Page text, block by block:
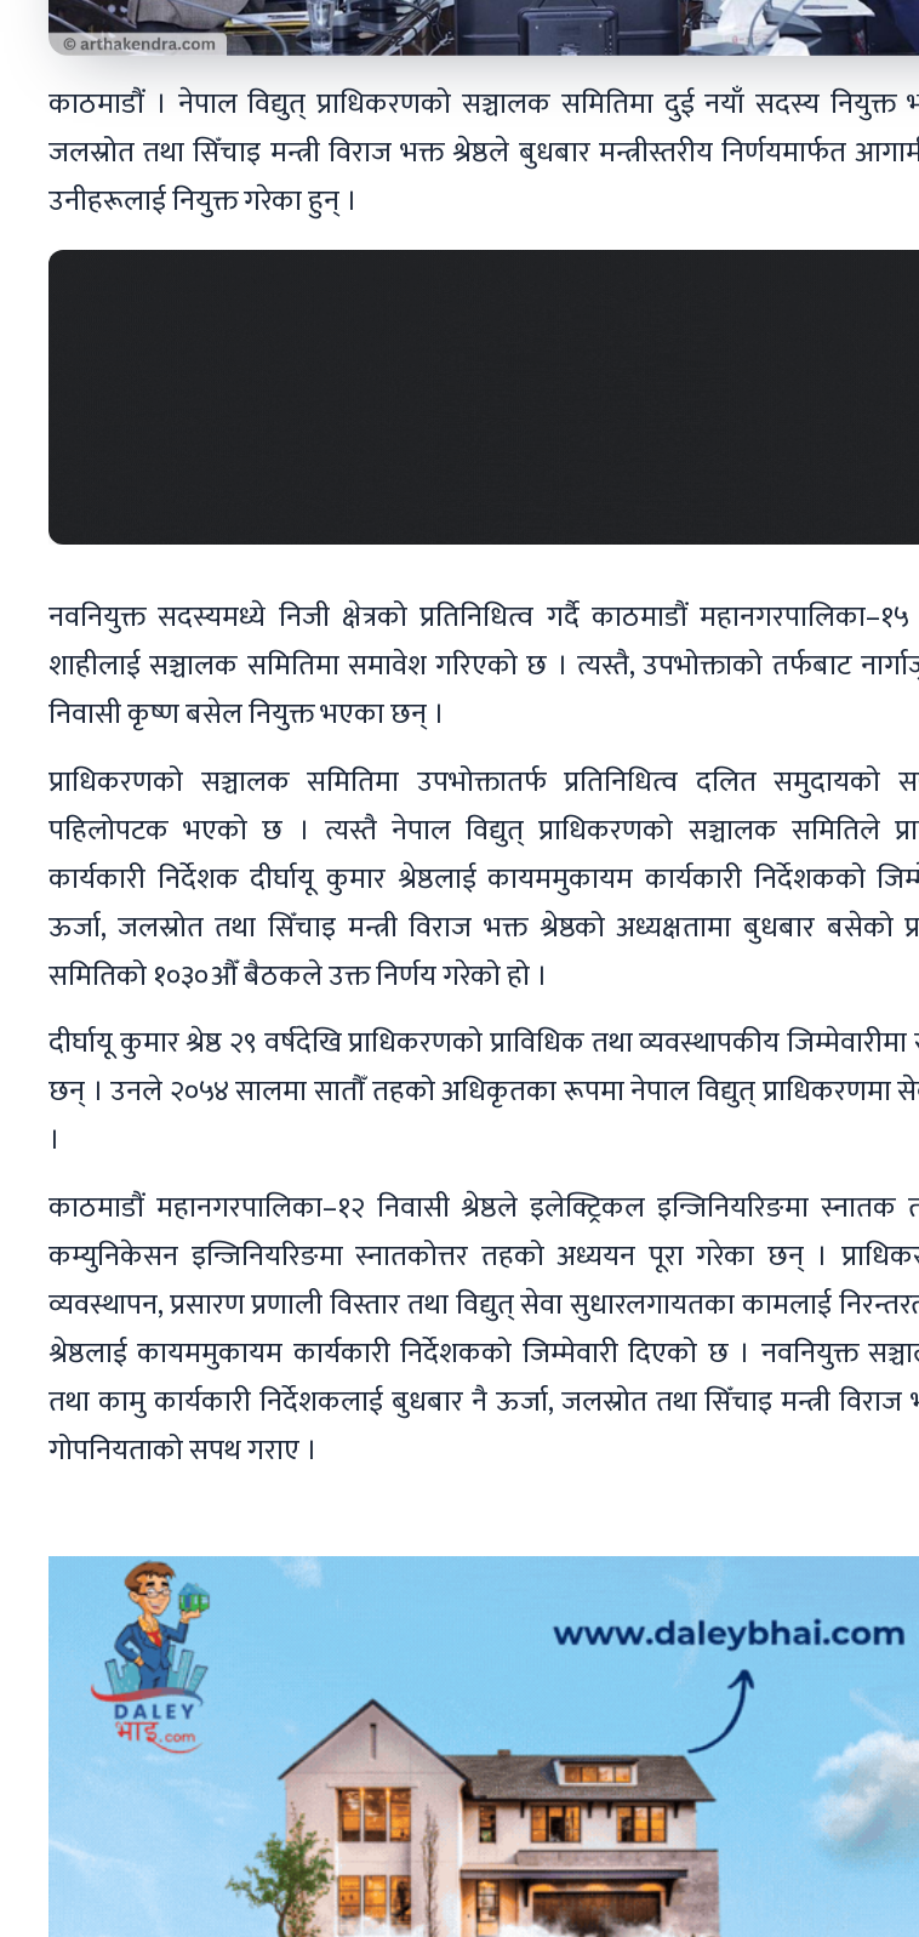
काठमाडौं । नेपाल विद्युत् प्राधिकरणको सञ्चालक समितिमा दुई नयाँ सदस्य
जलस्रोत तथा सिँचाइ मन्त्री विराज भक्त श्रेष्ठले बुधबार मन्त्रीस्तरीय निर्णयमार्फत
उनीहरूलाई नियुक्त गरेका हुन् ।
नवनियुक्त सदस्यमध्ये निजी क्षेत्रको प्रतिनिधित्व गर्दै काठमाडौं
शाहीलाई सञ्चालक समितिमा समावेश गरिएको छ । त्यस्तै, उपभोक्ताको तर्फबाट
निवासी कृष्ण बसेल नियुक्त भएका छन् ।
प्राधिकरणको सञ्चालक समितिमा उपभोक्तातर्फ प्रतिनिधित्व दलित समुदायको
पहिलोपटक भएको छ । त्यस्तै नेपाल विद्युत् प्राधिकरणको सञ्चालक समितिले
कार्यकारी निर्देशक दीर्घायू कुमार श्रेष्ठलाई कायममुकायम कार्यकारी निर्देशकको
ऊर्जा, जलस्रोत तथा सिँचाइ मन्त्री विराज भक्त श्रेष्ठको अध्यक्षतामा बुधबार बसेको
समितिको १०३०औँ बैठकले उक्त निर्णय गरेको हो ।
दीर्घायू कुमार श्रेष्ठ २९ वर्षदेखि प्राधिकरणको प्राविधिक तथा व्यवस्थापकीय
छन् । उनले २०५४ सालमा सातौँ तहको अधिकृतका रूपमा नेपाल विद्युत् प्राधिकरणमा
।
काठमाडौं महानगरपालिका–१२ निवासी श्रेष्ठले इलेक्ट्रिकल इन्जिनियरिङमा
कम्युनिकेसन इन्जिनियरिङमा स्नातकोत्तर तहको अध्ययन पूरा गरेका छन् ।
व्यवस्थापन, प्रसारण प्रणाली विस्तार तथा विद्युत् सेवा सुधारलगायतका कामलाई
श्रेष्ठलाई कायममुकायम कार्यकारी निर्देशकको जिम्मेवारी दिएको छ । नवनियुक्त
तथा कामु कार्यकारी निर्देशकलाई बुधबार नै ऊर्जा, जलस्रोत तथा सिँचाइ मन्त्री विराज
गोपनियताको सपथ गराए ।